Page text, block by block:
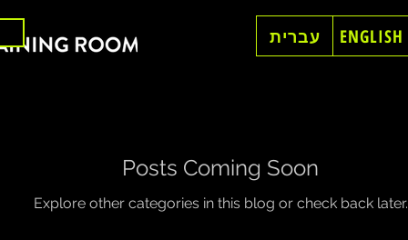
עברית ENGLISH
Posts Coming Soon
Explore other categories in this blog or check back later.